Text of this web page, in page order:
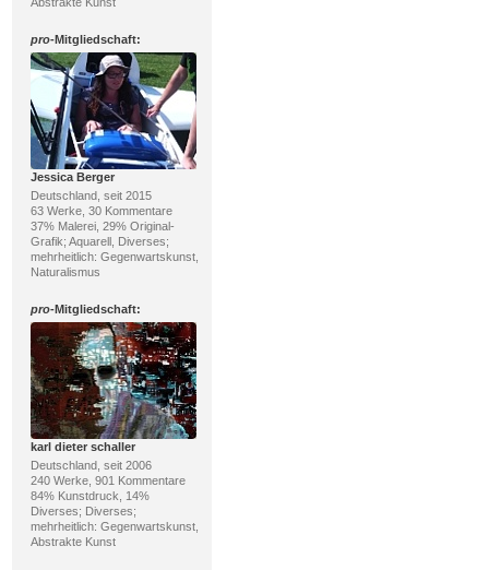
pro-Mitgliedschaft:
Jessica Berger
Deutschland, seit 2015
63 Werke, 30 Kommentare
37% Malerei, 29% Original-
Grafik; Aquarell, Diverses;
mehrheitlich: Gegenwartskunst,
Naturalismus
pro-Mitgliedschaft:
karl dieter schaller
Deutschland, seit 2006
240 Werke, 901 Kommentare
84% Kunstdruck, 14%
Diverses; Diverses;
mehrheitlich: Gegenwartskunst,
Abstrakte Kunst